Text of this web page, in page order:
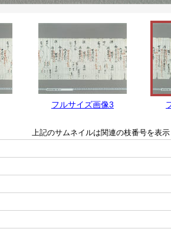
フルサイズ画像3
上記のサムネイルは関連の枝番号を表